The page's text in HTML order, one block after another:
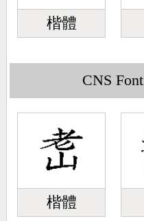
楷體
CNS Font
楷體